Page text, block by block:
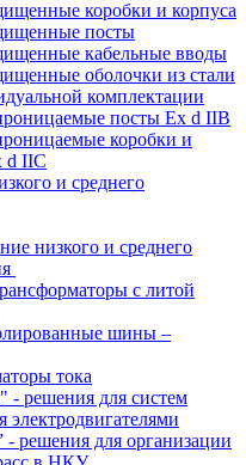
коробки и корпуса
посты
кабельные вводы
оболочки из стали
комплектации
посты Ex d IIB
коробки и
d IIС
и среднего
низкого и среднего
с литой
шины –
тока
- решения для систем
электродвигателями
- решения для организации